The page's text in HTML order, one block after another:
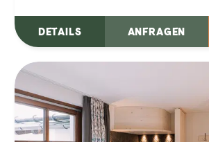
DETAILS ANFRAGEN